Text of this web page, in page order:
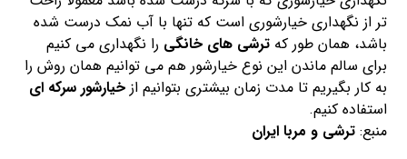
تر از نگهداری خیارشوری است که تنها با آب نمک درست شده
باشد، همان طور کهترشی های خانگی را نگهداری می کنیم
برای سالم ماندن این نوع خیارشور هم می توانیم همان روش را
به کار بگیریم تا مدت زمان بیشتری بتوانیم ازخیارشور سرکه ای
استفاده کنیم.
منبع:ترشی و مربا ایران